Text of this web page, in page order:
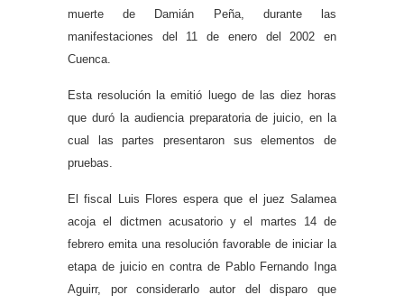
muerte de Damián Peña, durante las
manifestaciones del 11 de enero del 2002 en
Cuenca.
Esta resolución la emitió luego de las diez horas
que duró la audiencia preparatoria de juicio, en la
cual las partes presentaron sus elementos de
pruebas.
El fiscal Luis Flores espera que el juez Salamea
acoja el dictmen acusatorio y el martes 14 de
febrero emita una resolución favorable de iniciar la
etapa de juicio en contra de Pablo Fernando Inga
Aguirr, por considerarlo autor del disparo que